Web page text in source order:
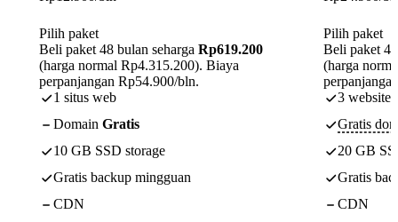
Pilih paket
Beli paket 48 bulan seharga Rp619.200
(harga normal Rp4.315.200). Biaya
perpanjangan Rp54.900/bln.
1 situs web
Domain Gratis
10 GB SSD storage
Gratis backup mingguan
CDN
Pilih paket
Beli paket
(harga
3 website
Gratis
20 GB
Gratis
CDN